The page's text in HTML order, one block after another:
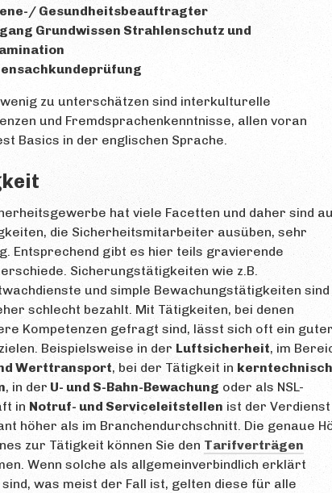
Gesundheitsbeauftragter
Grundwissen Strahlenschutz und
wenig zu unterschätzen sind interkulturelle
und Fremdsprachenkenntnisse, allen voran
Basics in der englischen Sprache.
hat viele Facetten und daher sind
die Sicherheitsmitarbeiter ausüben, sehr
Entsprechend gibt es hier teils gravierende
Sicherungstätigkeiten wie z.B.
und simple Bewachungstätigkeiten sind
schlecht bezahlt. Mit Tätigkeiten, bei denen
Kompetenzen gefragt sind, lässt sich oft ein
Beispielsweise in der Luftsicherheit, im
Werttransport, bei der Tätigkeit in
, in der U- und S-Bahn-Bewachung oder als NSL-
in Notruf- und Serviceleitstellen ist der
höher als im Branchendurchschnitt. Die genaue
zur Tätigkeit können Sie den Tarifverträgen
Wenn solche als allgemeinverbindlich erklärt
was meist der Fall ist, gelten diese für alle